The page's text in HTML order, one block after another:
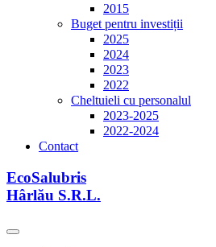
2015
Buget pentru investiții
2025
2024
2023
2022
Cheltuieli cu personalul
2023-2025
2022-2024
Contact
EcoSalubris
Hârlău S.R.L.